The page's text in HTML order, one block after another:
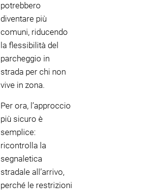
potrebbero
diventare più
comuni, riducendo
la flessibilità del
parcheggio in
strada per chi non
vive in zona.
Per ora, l’approccio
più sicuro è
semplice:
ricontrolla la
segnaletica
stradale all’arrivo,
perché le restrizioni